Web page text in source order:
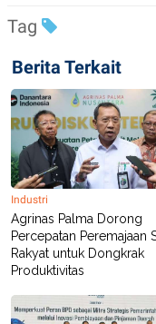
P
E
E
R
I
S
I
N
G
K
G
M
E
D
I
A
I
D
Tag
Berita Terkait
Industri
Agrinas Palma Dorong
Percepatan Peremajaan
Rakyat untuk Dongkrak
Produktivitas